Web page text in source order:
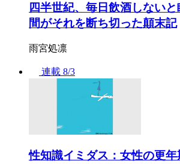
四半世紀、毎日飲酒しない
間がそれを断ち切った顛末記
雨宮処凛
連載 8/3
性知識イミダス：女性の更